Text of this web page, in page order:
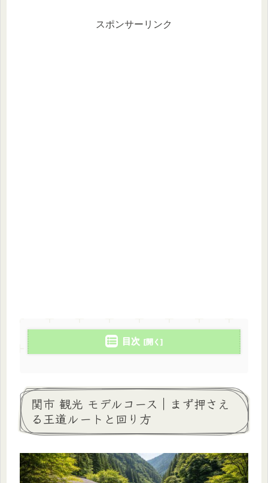
スポンサーリンク
目次
関市 観光 モデルコース｜まず押さえ
る王道ルートと回り方